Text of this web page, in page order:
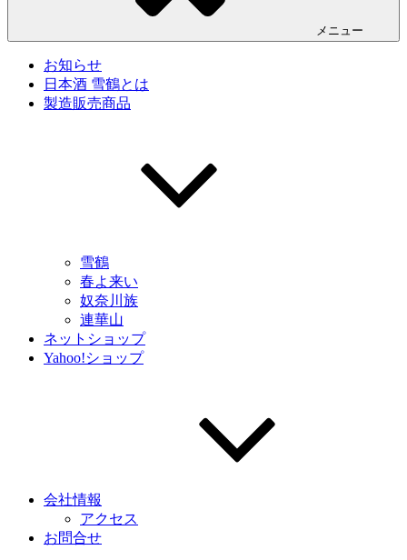
メニュー
お知らせ
日本酒 雪鶴とは
製造販売商品
雪鶴
春よ来い
奴奈川族
連華山
ネットショップ
Yahoo!ショップ
会社情報
アクセス
お問合せ